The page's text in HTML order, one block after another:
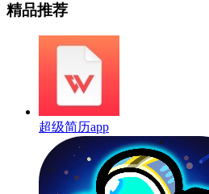
精品推荐
超级简历app